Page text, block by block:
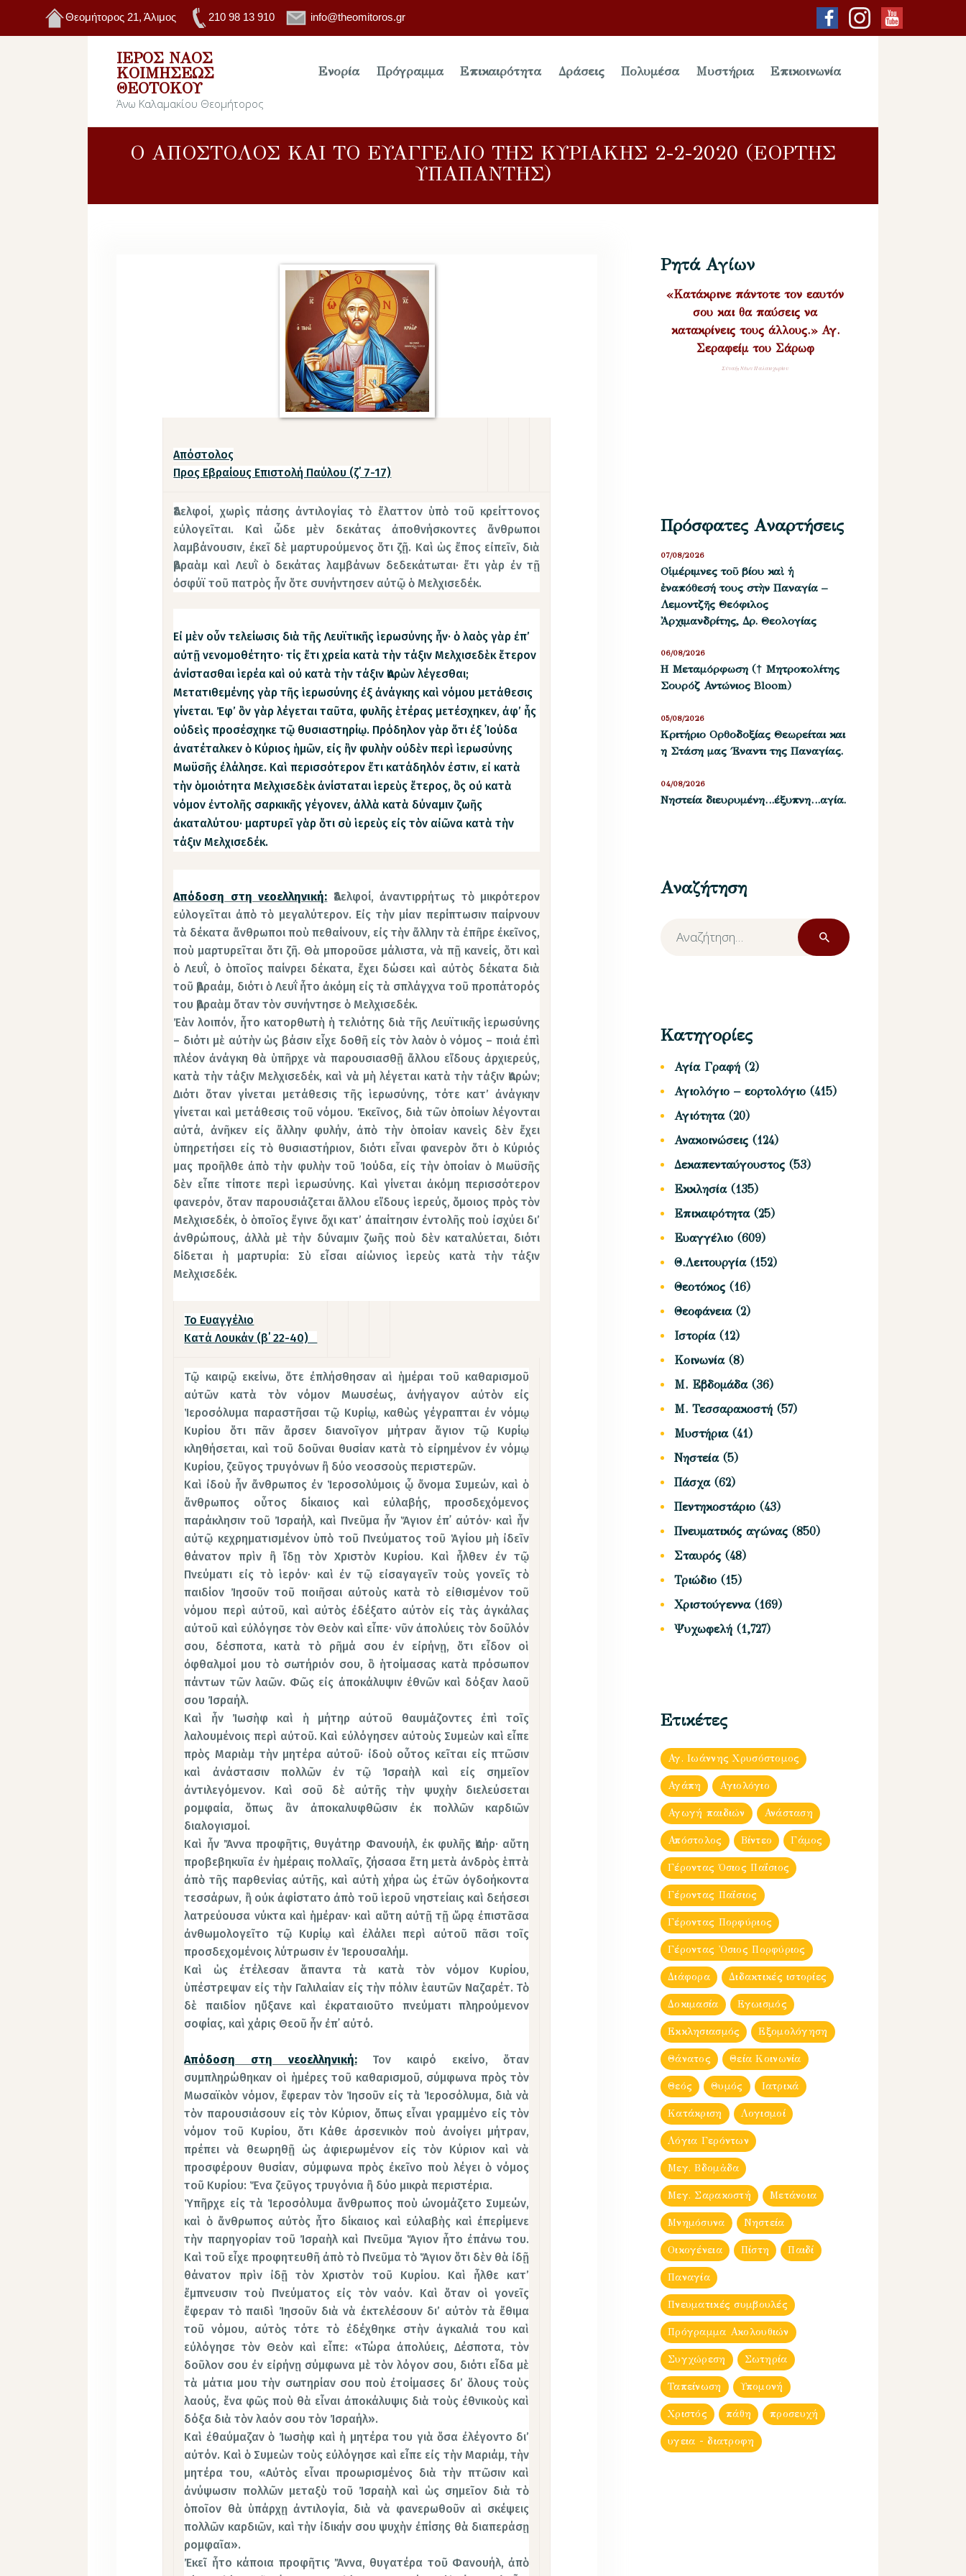
Θεομήτορος 21, Άλιμος 210 98 13 910 info@theomitoros.gr
ΙΕΡΌΣ ΝΑΌΣ
ΚΟΙΜΉΣΕΩΣ
ΘΕΟΤΌΚΟΥ
Άνω Καλαμακίου Θεομήτορος
Ενορία Πρόγραμμα Επικαιρότητα Δράσεις Πολυμέσα Μυστήρια Επικοινωνία
Ο ΑΠΟΣΤΟΛΟΣ ΚΑΙ ΤΟ ΕΥΑΓΓΕΛΙΟ ΤΗΣ ΚΥΡΙΑΚΗΣ 2-2-2020 (ΕΟΡΤΗΣ
ΥΠΑΠΑΝΤΗΣ)
Απόστολος
Προς Εβραίους Επιστολή Παύλου (ζ΄ 7-17)
Ἀδελφοί, χωρὶς πάσης ἀντιλογίας τὸ ἔλαττον ὑπὸ τοῦ κρείττονος
εὐλογεῖται. Καὶ ὧδε μὲν δεκάτας ἀποθνήσκοντες ἄνθρωποι
λαμβάνουσιν, ἐκεῖ δὲ μαρτυρούμενος ὅτι ζῇ. Καὶ ὡς ἔπος εἰπεῖν, διὰ
Ἀβραὰμ καὶ Λευῒ ὁ δεκάτας λαμβάνων δεδεκάτωται· ἔτι γὰρ ἐν τῇ
ὀσφύϊ τοῦ πατρὸς ἦν ὅτε συνήντησεν αὐτῷ ὁ Μελχισεδέκ.
Εἰ μὲν οὖν τελείωσις διὰ τῆς Λευϊτικῆς ἱερωσύνης ἦν· ὁ λαὸς γὰρ ἐπ’
αὐτῇ νενομοθέτητο· τίς ἔτι χρεία κατὰ τὴν τάξιν Μελχισεδὲκ ἕτερον
ἀνίστασθαι ἱερέα καὶ οὐ κατὰ τὴν τάξιν Ἀαρὼν λέγεσθαι;
Μετατιθεμένης γὰρ τῆς ἱερωσύνης ἐξ ἀνάγκης καὶ νόμου μετάθεσις
γίνεται. Ἐφ’ ὃν γὰρ λέγεται ταῦτα, φυλῆς ἑτέρας μετέσχηκεν, ἀφ’ ἧς
οὐδεὶς προσέσχηκε τῷ θυσιαστηρίῳ. Πρόδηλον γὰρ ὅτι ἐξ ᾿Ιούδα
ἀνατέταλκεν ὁ Κύριος ἡμῶν, εἰς ἣν φυλὴν οὐδὲν περὶ ἱερωσύνης
Μωϋσῆς ἐλάλησε. Καὶ περισσότερον ἔτι κατάδηλόν ἐστιν, εἰ κατὰ
τὴν ὁμοιότητα Μελχισεδὲκ ἀνίσταται ἱερεὺς ἕτερος, ὃς οὐ κατὰ
νόμον ἐντολῆς σαρκικῆς γέγονεν, ἀλλὰ κατὰ δύναμιν ζωῆς
ἀκαταλύτου· μαρτυρεῖ γὰρ ὅτι σὺ ἱερεὺς εἰς τὸν αἰῶνα κατὰ τὴν
τάξιν Μελχισεδέκ.
Απόδοση στη νεοελληνική: Ἀδελφοί, ἀναντιρρήτως τὸ μικρότερον
εὐλογεῖται ἀπὸ τὸ μεγαλύτερον. Εἰς τὴν μίαν περίπτωσιν παίρνουν
τὰ δέκατα ἄνθρωποι ποὺ πεθαίνουν, εἰς τὴν ἄλλην τὰ ἐπῆρε ἐκεῖνος,
ποὺ μαρτυρεῖται ὅτι ζῆ. Θὰ μποροῦσε μάλιστα, νὰ πῇ κανείς, ὅτι καὶ
ὁ Λευΐ, ὁ ὁποῖος παίνρει δέκατα, ἔχει δώσει καὶ αὐτὸς δέκατα διὰ
τοῦ Ἀβραάμ, διότι ὁ Λευΐ ἦτο ἀκόμη εἰς τὰ σπλάγχνα τοῦ προπάτορός
του Ἀβραὰμ ὅταν τὸν συνήντησε ὁ Μελχισεδέκ.
Ἐὰν λοιπόν, ἦτο κατορθωτὴ ἡ τελιότης διὰ τῆς Λευϊτικῆς ἱερωσύνης
– διότι μὲ αὐτὴν ὡς βάσιν εἶχε δοθῆ εἰς τὸν λαὸν ὁ νόμος – ποιά ἐπὶ
πλέον ἀνάγκη θὰ ὑπῆρχε νὰ παρουσιασθῇ ἄλλου εἴδους ἀρχιερεύς,
κατὰ τὴν τάξιν Μελχισεδέκ, καὶ νὰ μὴ λέγεται κατὰ τὴν τάξιν Ἀαρών;
Διότι ὅταν γίνεται μετάθεσις τῆς ἱερωσύνης, τότε κατ’ ἀνάγκην
γίνεται καὶ μετάθεσις τοῦ νόμου. Ἐκεῖνος, διὰ τῶν ὁποίων λέγονται
αὐτά, ἀνῆκεν εἰς ἄλλην φυλήν, ἀπὸ τὴν ὁποίαν κανεὶς δὲν ἔχει
ὑπηρετήσει εἰς τὸ θυσιαστήριον, διότι εἶναι φανερὸν ὅτι ὁ Κύριός
μας προῆλθε ἀπὸ τὴν φυλὴν τοῦ Ἰούδα, εἰς τὴν ὁποίαν ὁ Μωϋσῆς
δὲν εἶπε τίποτε περὶ ἱερωσύνης. Καὶ γίνεται ἀκόμη περισσότερον
φανερόν, ὅταν παρουσιάζεται ἄλλου εἴδους ἱερεύς, ὅμοιος πρὸς τὸν
Μελχισεδέκ, ὁ ὁποῖος ἔγινε ὄχι κατ’ ἀπαίτησιν ἐντολῆς ποὺ ἰσχύει δι’
ἀνθρώπους, ἀλλὰ μὲ τὴν δύναμιν ζωῆς ποὺ δὲν καταλύεται, διότι
δίδεται ἡ μαρτυρία: Σὺ εἶσαι αἰώνιος ἱερεὺς κατὰ τὴν τάξιν
Μελχισεδέκ.
Το Ευαγγέλιο
Κατά Λουκάν (β΄ 22-40)
Τῷ καιρῷ εκείνω, ὅτε ἐπλήσθησαν αἱ ἡμέραι τοῦ καθαρισμοῦ
αὐτῶν κατὰ τὸν νόμον Μωυσέως, ἀνήγαγον αὐτὸν εἰς
Ἱεροσόλυμα παραστῆσαι τῷ Κυρίῳ, καθὼς γέγραπται ἐν νόμῳ
Κυρίου ὅτι πᾶν ἄρσεν διανοῖγον μήτραν ἅγιον τῷ Κυρίῳ
κληθήσεται, καὶ τοῦ δοῦναι θυσίαν κατὰ τὸ εἰρημένον ἐν νόμῳ
Κυρίου, ζεῦγος τρυγόνων ἢ δύο νεοσσοὺς περιστερῶν.
Καὶ ἰδοὺ ἦν ἄνθρωπος ἐν Ἱεροσολύμοις ᾧ ὄνομα Συμεών, καὶ ὁ
ἄνθρωπος οὗτος δίκαιος καὶ εὐλαβής, προσδεχόμενος
παράκλησιν τοῦ Ἰσραήλ, καὶ Πνεῦμα ἦν Ἅγιον ἐπ᾿ αὐτόν· καὶ ἦν
αὐτῷ κεχρηματισμένον ὑπὸ τοῦ Πνεύματος τοῦ Ἁγίου μὴ ἰδεῖν
θάνατον πρὶν ἢ ἴδῃ τὸν Χριστὸν Κυρίου. Καὶ ἦλθεν ἐν τῷ
Πνεύματι εἰς τὸ ἱερόν· καὶ ἐν τῷ εἰσαγαγεῖν τοὺς γονεῖς τὸ
παιδίον Ἰησοῦν τοῦ ποιῆσαι αὐτοὺς κατὰ τὸ εἰθισμένον τοῦ
νόμου περὶ αὐτοῦ, καὶ αὐτὸς ἐδέξατο αὐτὸν εἰς τὰς ἀγκάλας
αὐτοῦ καὶ εὐλόγησε τὸν Θεὸν καὶ εἶπε· νῦν ἀπολύεις τὸν δοῦλόν
σου, δέσποτα, κατὰ τὸ ρῆμά σου ἐν εἰρήνῃ, ὅτι εἶδον οἱ
ὀφθαλμοί μου τὸ σωτήριόν σου, ὃ ἡτοίμασας κατὰ πρόσωπον
πάντων τῶν λαῶν. Φῶς εἰς ἀποκάλυψιν ἐθνῶν καὶ δόξαν λαοῦ
σου Ἰσραήλ.
Καὶ ἦν Ἰωσὴφ καὶ ἡ μήτηρ αὐτοῦ θαυμάζοντες ἐπὶ τοῖς
λαλουμένοις περὶ αὐτοῦ. Καὶ εὐλόγησεν αὐτοὺς Συμεὼν καὶ εἶπε
πρὸς Μαριὰμ τὴν μητέρα αὐτοῦ· ἰδοὺ οὗτος κεῖται εἰς πτῶσιν
καὶ ἀνάστασιν πολλῶν ἐν τῷ Ἰσραὴλ καὶ εἰς σημεῖον
ἀντιλεγόμενον. Καὶ σοῦ δὲ αὐτῆς τὴν ψυχὴν διελεύσεται
ρομφαία, ὅπως ἂν ἀποκαλυφθῶσιν ἐκ πολλῶν καρδιῶν
διαλογισμοί.
Καὶ ἦν Ἄννα προφῆτις, θυγάτηρ Φανουήλ, ἐκ φυλῆς Ἀσήρ· αὕτη
προβεβηκυῖα ἐν ἡμέραις πολλαῖς, ζήσασα ἔτη μετὰ ἀνδρὸς ἑπτὰ
ἀπὸ τῆς παρθενίας αὐτῆς, καὶ αὐτὴ χήρα ὡς ἐτῶν ὀγδοήκοντα
τεσσάρων, ἣ οὐκ ἀφίστατο ἀπὸ τοῦ ἱεροῦ νηστείαις καὶ δεήσεσι
λατρεύουσα νύκτα καὶ ἡμέραν· καὶ αὕτη αὐτῇ τῇ ὥρᾳ ἐπιστᾶσα
ἀνθωμολογεῖτο τῷ Κυρίῳ καὶ ἐλάλει περὶ αὐτοῦ πᾶσι τοῖς
προσδεχομένοις λύτρωσιν ἐν Ἱερουσαλήμ.
Καὶ ὡς ἐτέλεσαν ἅπαντα τὰ κατὰ τὸν νόμον Κυρίου,
ὑπέστρεψαν εἰς τὴν Γαλιλαίαν εἰς τὴν πόλιν ἑαυτῶν Ναζαρέτ. Τὸ
δὲ παιδίον ηὔξανε καὶ ἐκραταιοῦτο πνεύματι πληρούμενον
σοφίας, καὶ χάρις Θεοῦ ἦν ἐπ᾿ αὐτό.
Απόδοση στη νεοελληνική:Τον καιρό εκείνο, ὅταν
συμπληρώθηκαν οἱ ἡμέρες τοῦ καθαρισμοῦ, σύμφωνα πρὸς τὸν
Μωσαϊκὸν νόμον, ἔφεραν τὸν Ἱησοῦν εἰς τὰ Ἱεροσόλυμα, διὰ νὰ
τὸν παρουσιάσουν εἰς τὸν Κύριον, ὅπως εἶναι γραμμένο εἰς τὸν
νόμον τοῦ Κυρίου, ὅτι Κάθε ἀρσενικὸν ποὺ ἀνοίγει μήτραν,
πρέπει νὰ θεωρηθῇ ὡς ἀφιερωμένον εἰς τὸν Κύριον καὶ νὰ
προσφέρουν θυσίαν, σύμφωνα πρὸς ἐκεῖνο ποὺ λέγει ὁ νόμος
τοῦ Κυρίου: Ἕνα ζεῦγος τρυγόνια ἢ δύο μικρὰ περιστέρια.
Ὑπῆρχε εἰς τὰ Ἱεροσόλυμα ἄνθρωπος ποὺ ὠνομάζετο Συμεών,
καὶ ὁ ἄνθρωπος αὐτὸς ἦτο δίκαιος καὶ εὐλαβὴς καὶ ἐπερίμενε
τὴν παρηγορίαν τοῦ Ἰσραὴλ καὶ Πνεῦμα Ἅγιον ἦτο ἐπάνω του.
Καὶ τοῦ εἶχε προφητευθῆ ἀπὸ τὸ Πνεῦμα τὸ Ἅγιον ὅτι δὲν θὰ ἰδῇ
θάνατον πρὶν ἰδῇ τὸν Χριστὸν τοῦ Κυρίου. Καὶ ἦλθε κατ’
ἔμπνευσιν τοὺ Πνεύματος εἰς τὸν ναόν. Καὶ ὅταν οἱ γονεῖς
ἔφεραν τὸ παιδὶ Ἰησοῦν διὰ νὰ ἐκτελέσουν δι’ αὐτὸν τὰ ἔθιμα
τοῦ νόμου, αὐτὸς τότε τὸ ἐδέχθηκε στὴν ἀγκαλιά του καὶ
εὐλόγησε τὸν Θεὸν καὶ εἶπε: «Τώρα ἀπολύεις, Δέσποτα, τὸν
δοῦλον σου ἐν εἰρήνῃ σύμφωνα μὲ τὸν λόγον σου, διότι εἶδα μὲ
τὰ μάτια μου τὴν σωτηρίαν σου ποὺ ἐτοίμασες δι’ ὅλους τοὺς
λαούς, ἕνα φῶς ποὺ θὰ εἶναι ἀποκάλυψις διὰ τοὺς ἐθνικοὺς καὶ
δόξα διὰ τὸν λαόν σου τὸν Ἰσραήλ».
Καὶ ἐθαύμαζαν ὁ Ἰωσὴφ καὶ ἡ μητέρα του γιὰ ὅσα ἐλέγοντο δι’
αὐτόν. Καὶ ὁ Συμεὼν τοὺς εὐλόγησε καὶ εἶπε εἰς τὴν Μαριάμ, τὴν
μητέρα του, «Αὐτὸς εἶναι προωρισμένος διὰ τὴν πτῶσιν καὶ
ἀνύψωσιν πολλῶν μεταξὺ τοῦ Ἰσραὴλ καὶ ὡς σημεῖον διὰ τὸ
ὁποῖον θὰ ὑπάρχῃ ἀντιλογία, διὰ νὰ φανερωθοῦν αἱ σκέψεις
πολλῶν καρδιῶν, καὶ τὴν ἰδικήν σου ψυχὴν ἐπίσης θὰ διαπεράσῃ
ρομφαῖα».
Ἐκεῖ ἦτο κάποια προφῆτις Ἄννα, θυγατέρα τοῦ Φανουήλ, ἀπὸ
Ρητά Αγίων
«Κατάκρινε πάντοτε τον εαυτόν
σου και θα παύσεις να
κατακρίνεις τους άλλους.» Αγ.
Σεραφείμ του Σάρωφ
Σύναξη Νέων Παλαιοχωρίου
Πρόσφατες Αναρτήσεις
Οἱ μέριμνες τοῦ βίου καὶ ἡ
ἐναπόθεσή τους στὴν Παναγία –
Λεμοντζῆς Θεόφιλος
Ἀρχιμανδρίτης, Δρ. Θεολογίας
07/08/2026
Η Μεταμόρφωση († Μητροπολίτης
Σουρόζ Αντώνιος Bloom)
06/08/2026
Kριτήριο Oρθοδοξίας Θεωρείται και
η Στάση μας ΄Εναντι της Παναγίας.
05/08/2026
Νηστεία διευρυμένη…έξυπνη…αγία.
04/08/2026
Αναζήτηση
Αναζήτηση
για:
Κατηγορίες
Αγία Γραφή (2)
Αγιολόγιο – εορτολόγιο (415)
Αγιότητα(20)
Ανακοινώσεις (124)
Δεκαπενταύγουστος (53)
Εκκλησία(135)
Επικαιρότητα(25)
Ευαγγέλιο (609)
Θ.Λειτουργία(152)
Θεοτόκος (16)
Θεοφάνεια(2)
Ιστορία(12)
Κοινωνία(8)
Μ. Εβδομάδα(36)
Μ. Τεσσαρακοστή (57)
Μυστήρια(41)
Νηστεία(5)
Πάσχα(62)
Πεντηκοστάριο (43)
Πνευματικός αγώνας (850)
Σταυρός (48)
Τριώδιο (15)
Χριστούγεννα(169)
Ψυχωφελή (1,727)
Ετικέτες
Αγ. Ιωάννης Χρυσόστομος
Αγάπη Αγιολόγιο
Αγωγή παιδιών Ανάσταση
Απόστολος Βίντεο Γάμος
Γέροντας Όσιος Παΐσιος
Γέροντας Παΐσιος
Γέροντας Πορφύριος
Γέροντας Ὀσιος Πορφύριος
Διάφορα Διδακτικές ιστορίες
Δοκιμασία Εγωισμός
Εκκλησιασμός Εξομολόγηση
Θάνατος Θεία Κοινωνία
Θεός Θυμός Ιατρικά
Κατάκριση Λογισμοί
Λόγια Γερόντων
Μεγ. Βδομἀδα
Μεγ. Σαρακοστή Μετάνοια
Μνημόσυνα Νηστεία
Οικογένεια Πίστη Παιδί
Παναγία
Πνευματικές συμβουλές
Πρόγραμμα Ακολουθιών
Συγχώρεση Σωτηρία
Ταπείνωση Υπομονή
Χριστός πάθη προσευχή
υγεια - διατροφη